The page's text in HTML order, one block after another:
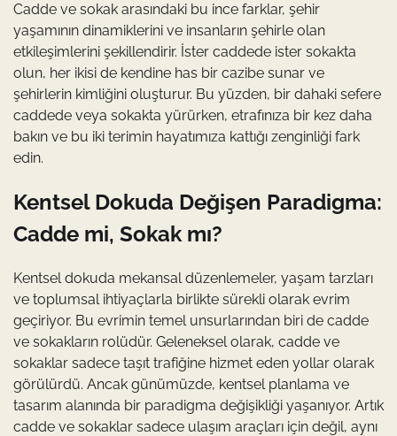
Cadde ve sokak arasındaki bu ince farklar, şehir
yaşamının dinamiklerini ve insanların şehirle olan
etkileşimlerini şekillendirir. İster caddede ister sokakta
olun, her ikisi de kendine has bir cazibe sunar ve
şehirlerin kimliğini oluşturur. Bu yüzden, bir dahaki sefere
caddede veya sokakta yürürken, etrafınıza bir kez daha
bakın ve bu iki terimin hayatımıza kattığı zenginliği fark
edin.
Kentsel Dokuda Değişen Paradigma:
Cadde mi, Sokak mı?
Kentsel dokuda mekansal düzenlemeler, yaşam tarzları
ve toplumsal ihtiyaçlarla birlikte sürekli olarak evrim
geçiriyor. Bu evrimin temel unsurlarından biri de cadde
ve sokakların rolüdür. Geleneksel olarak, cadde ve
sokaklar sadece taşıt trafiğine hizmet eden yollar olarak
görülürdü. Ancak günümüzde, kentsel planlama ve
tasarım alanında bir paradigma değişikliği yaşanıyor. Artık
cadde ve sokaklar sadece ulaşım araçları için değil, aynı